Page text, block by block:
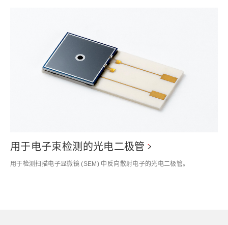
用于电子束检测的光电二极管
用于检测扫描电子显微镜 (SEM) 中反向散射电子的光电二极管。